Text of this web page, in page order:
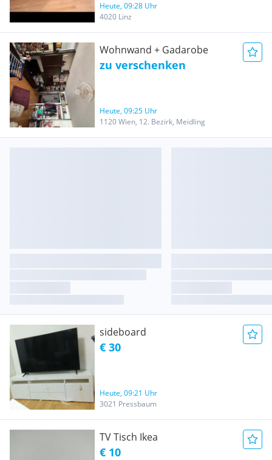
Heute, 09:28 Uhr
4020 Linz
Wohnwand + Gadarobe
zu verschenken
Heute, 09:25 Uhr
1120 Wien, 12. Bezirk, Meidling
sideboard
€ 30
Heute, 09:21 Uhr
3021 Pressbaum
TV Tisch Ikea
€ 10